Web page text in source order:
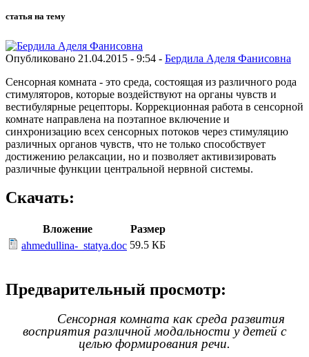
статья на тему
Опубликовано 21.04.2015 - 9:54 - Бердила Аделя Фанисовна
Сенсорная комната - это среда, состоящая из различного рода
стимуляторов, которые воздействуют на органы чувств и
вестибулярные рецепторы. Коррекционная работа в сенсорной
комнате направлена на поэтапное включение и
синхронизацию всех сенсорных потоков через стимуляцию
различных органов чувств, что не только способствует
достижению релаксации, но и позволяет активизировать
различные функции центральной нервной системы.
Скачать:
Вложение
Размер
ahmedullina-_statya.doc 59.5 КБ
Предварительный просмотр:
Сенсорная комната как среда развития
восприятия различной модальности у детей с
целью формирования речи.